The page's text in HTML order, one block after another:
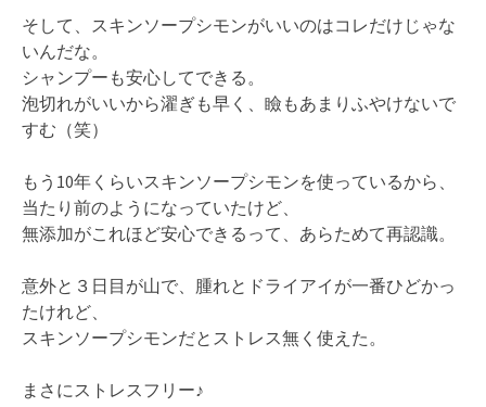
そして、スキンソープシモンがいいのはコレだけじゃな
いんだな。
シャンプーも安心してできる。
泡切れがいいから濯ぎも早く、瞼もあまりふやけないで
すむ（笑）
もう10年くらいスキンソープシモンを使っているから、
当たり前のようになっていたけど、
無添加がこれほど安心できるって、あらためて再認識。
意外と３日目が山で、腫れとドライアイが一番ひどかっ
たけれど、
スキンソープシモンだとストレス無く使えた。
まさにストレスフリー♪